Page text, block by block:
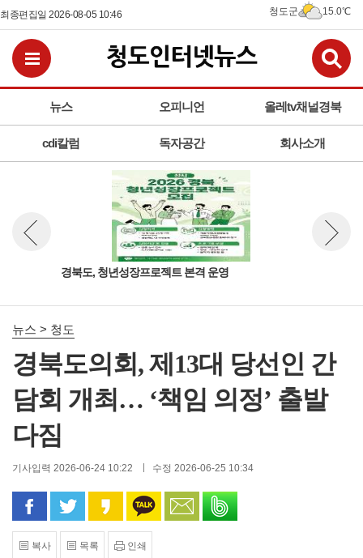
최종편집일 2026-08-05 10:46 청도군 15.0℃
뉴스 오피니언 올레tv채널경북
cdi칼럼 독자공간 회사소개
전체메뉴보기
경북도, 청년성장프로젝트 본격 운영
뉴스 이전보기
뉴스 > 청도
경북도의회, 제13대 당선인 간
담회 개최… ‘책임 의정’ 출발
다짐
기사입력 2026-06-24 10:22 수정 2026-06-25 10:34
페이스북으로 공유
트위터로 공유카카오 스토리로 공유
카카오톡으로 공유
문자로 공유
복사 목록 인쇄